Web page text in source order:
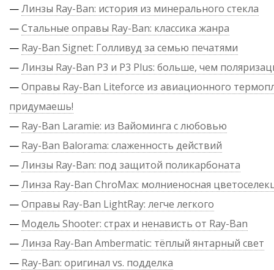
—Линзы Ray-Ban: история из минерального стекла
—Стальные оправы Ray-Ban: классика жанра
— Ray-Ban Signet: Голливуд за семью печатями
—Линзы Ray-Ban P3 и P3 Plus: больше, чем
—Оправы Ray-Ban Liteforce из авиационного
придумаешь!
— Ray-Ban Laramie: из Вайоминга с любовью
— Ray-Ban Balorama: слаженность действий
—Линзы Ray-Ban: под защитой поликарбоната
—Линза Ray-Ban ChroMax: молниеносная
—Оправы Ray-Ban LightRay: легче легкого
— Модель Shooter: страх и ненависть от Ray-Ban
—Линза Ray-Ban Ambermatic: тёплый янтарный свет
— Ray-Ban: оригинал vs. подделка